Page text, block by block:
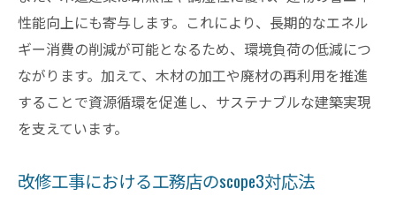
性能向上にも寄与します。これにより、長期的なエネル
ギー消費の削減が可能となるため、環境負荷の低減につ
ながります。加えて、木材の加工や廃材の再利用を推進
することで資源循環を促進し、サステナブルな建築実現
を支えています。
改修工事における工務店のscope3対応法